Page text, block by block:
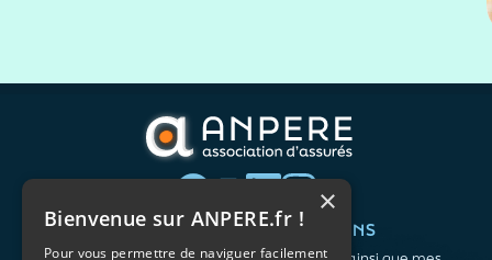
QUI SOMMES-NOUS ? VOS BESOINS
×
Bienvenue sur ANPERE.fr !
Pour vous permettre de naviguer facilement